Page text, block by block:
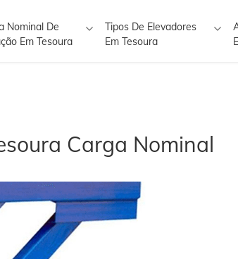
Nominal De
Em Tesoura
Tipos De Elevadores
Em Tesoura
Carga Nominal